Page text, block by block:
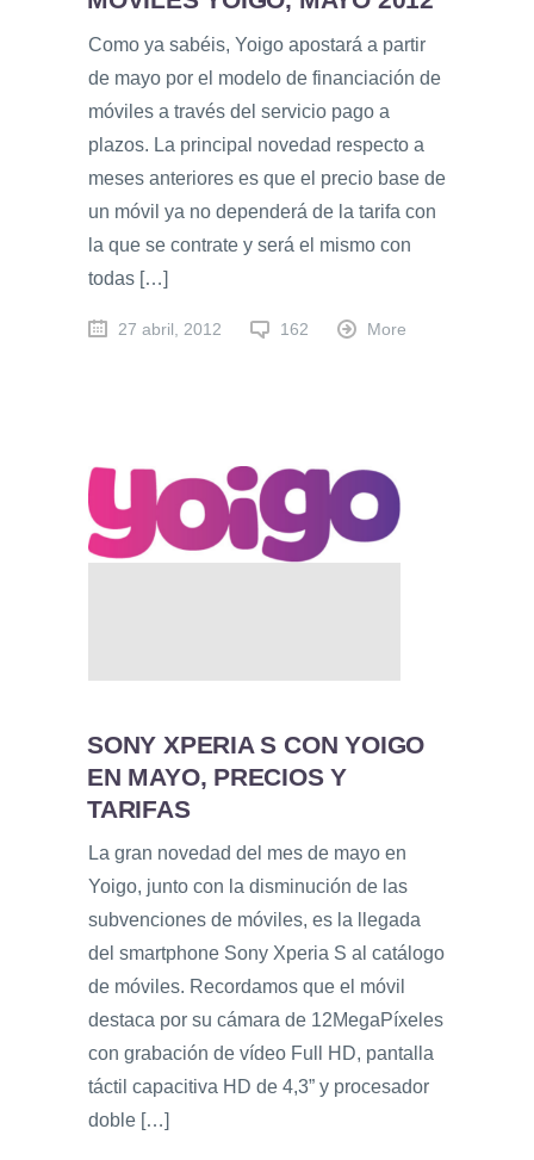
Como ya sabéis, Yoigo apostará a partir
de mayo por el modelo de financiación de
móviles a través del servicio pago a
plazos. La principal novedad respecto a
meses anteriores es que el precio base de
un móvil ya no dependerá de la tarifa con
la que se contrate y será el mismo con
todas […]
27 abril, 2012 162 More
SONY XPERIA S CON YOIGO
EN MAYO, PRECIOS Y
TARIFAS
La gran novedad del mes de mayo en
Yoigo, junto con la disminución de las
subvenciones de móviles, es la llegada
del smartphone Sony Xperia S al catálogo
de móviles. Recordamos que el móvil
destaca por su cámara de 12MegaPíxeles
con grabación de vídeo Full HD, pantalla
táctil capacitiva HD de 4,3” y procesador
doble […]